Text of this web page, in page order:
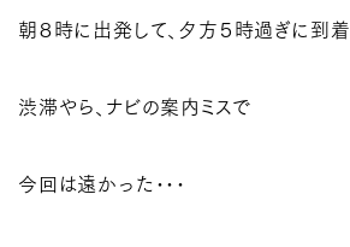
朝８時に出発して、夕方５時過ぎに到着
渋滞やら、ナビの案内ミスで
今回は遠かった･･･